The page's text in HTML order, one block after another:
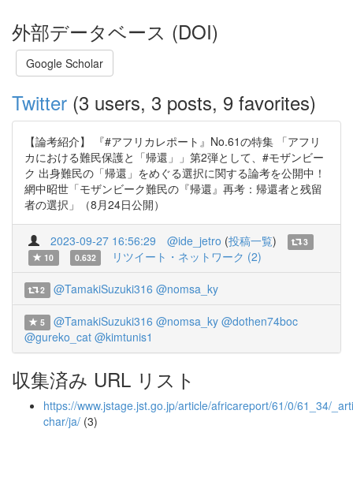
外部データベース (DOI)
Google Scholar
Twitter (3 users, 3 posts, 9 favorites)
【論考紹介】 『#アフリカレポート』No.61の特集 「アフリ
カにおける難民保護と「帰還」」第2弾として、#モザンビー
ク 出身難民の「帰還」をめぐる選択に関する論考を公開中！
網中昭世「モザンビーク難民の『帰還』再考：帰還者と残留
者の選択」（8月24日公開）
2023-09-27 16:56:29 @ide_jetro (投稿一覧)
3
10
0.632 リツイート・ネットワーク (2)
2 @TamakiSuzuki316 @nomsa_ky
5 @TamakiSuzuki316 @nomsa_ky @dothen74boc
@gureko_cat @kimtunis1
収集済み URL リスト
https://www.jstage.jst.go.jp/article/africareport/61/0/61_34/
char/ja/ (3)